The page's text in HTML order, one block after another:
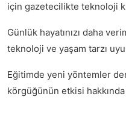
için gazetecilikte teknoloji
Günlük hayatınızı daha
teknoloji ve yaşam tarzı
Eğitimde yeni yöntemler
körgüğünün etkisi